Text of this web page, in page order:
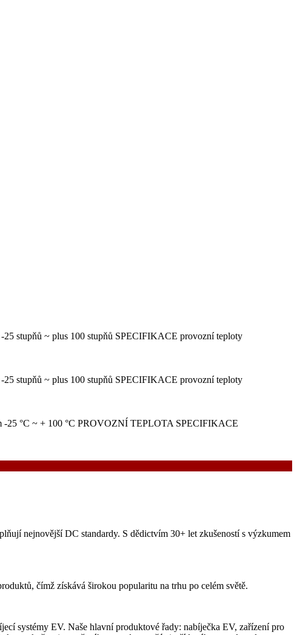
stupňů ~ plus 100 stupňů SPECIFIKACE provozní teploty
stupňů ~ plus 100 stupňů SPECIFIKACE provozní teploty
-25 °C ~ + 100 °C PROVOZNÍ TEPLOTA SPECIFIKACE
nejnovější DC standardy. S dědictvím 30+ let zkušeností s výzkumem
čímž získává širokou popularitu na trhu po celém světě.
systémy EV. Naše hlavní produktové řady: nabíječka EV, zařízení pro